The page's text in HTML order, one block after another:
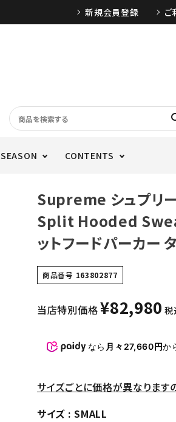
新規会員登録 ご
SEASON CONTENTS
Supreme シュプリ
Split Hooded
ットフードパーカー
商品番号 163802877
当店特別価格¥82,980 税
なら 月々27,660円か
サイズごとに価格が異なります
サイズ
SMALL